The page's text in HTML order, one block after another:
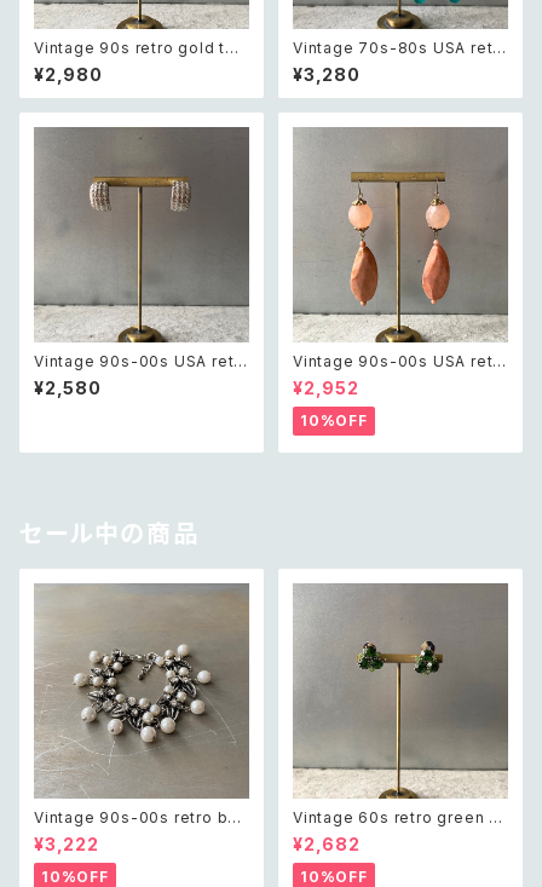
Vintage 90s retro gold ton
e botanical leaf pierce レト
ロ ヴィンテージ アクセサリー ゴ
ールド ボタニカル リーフ ピア
¥2,980
Vintage 70s-80s USA retr
o green tassel beads big
pierce レトロ アメリカ ヴィン
テージ アクセサリー グリーン タ
¥3,280
Vintage 90s-00s USA retr
o textured half hoop pierc
e レトロ アメリカ ヴィンテージ
¥2,580
Vintage 90s-00s USA retr
o pink×gold marble beads
pierce レトロ アメリカ ヴィン
テージ アクセサリー ピンク×ゴ
ールド マーブル ビーズ ピアス/
イヤリング
¥2,952
10%OFF
セール中の商品
Vintage 90s-00s retro bot
anical crystal bijou×pearl
bracelet レトロ ヴィンテージ
アクセサリー ボタニカル クリス
¥3,222
10%OFF
Vintage 60s retro green bi
jou earring レトロ ヴィンテー
ジ アクセサリー グリーン ビジュ
ー イヤリング
¥2,682
10%OFF